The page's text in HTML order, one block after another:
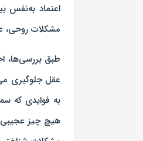
اعتماد به‌نفس
مشکلات روحی،
طبق بررسی‌ها،
عقل جلوگیری
به فوایدی که
هیچ چیز عجیبی